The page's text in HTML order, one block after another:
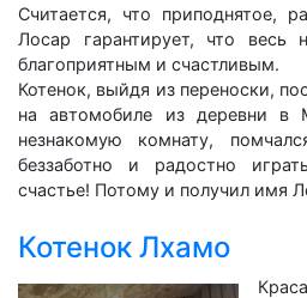
Считается, что приподнятое,
Лосар гарантирует, что весь
благоприятным и счастливым.
Котенок, выйдя из переноски,
на автомобиле из деревни в
незнакомую комнату,
беззаботно и радостно
счастье! Потому и получил имя
Котенок Лхамо